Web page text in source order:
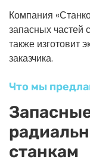
Компания
запасных частей
также изготовит
заказчика.
Что мы
станкам